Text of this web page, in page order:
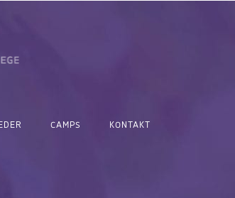
CAMPS KONTAKT